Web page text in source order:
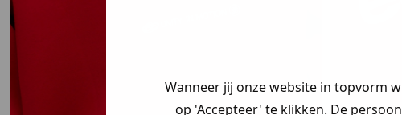
Wanneer jij onze website in topvorm
op 'Accepteer' te klikken. De